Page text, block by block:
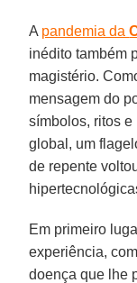
A pandemia da
inédito também
magistério.
mensagem do
símbolos, ritos
global, um
de repente
Em primeiro
experiência,
doença que lhe